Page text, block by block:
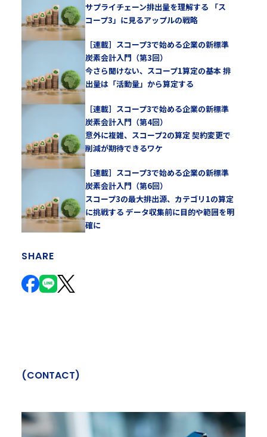
サプライチェーン排出量を理解する 「ス
コープ3」に見るアップルの戦略
［連載］スコープ3で始める企業の新標準
炭素会計入門（第3回）
今さら聞けない、スコープ1算定の基本 排
出量は「活動量」から算定する
［連載］スコープ3で始める企業の新標準
炭素会計入門（第4回）
意外に複雑、スコープ2の算定 契約変更で
削減が期待できるワケ
［連載］スコープ3で始める企業の新標準
炭素会計入門（第6回）
スコープ3の最大排出源、カテゴリ1の算定
に挑戦する データ収集前に目的や範囲を明
確に
SHARE
(CONTACT)